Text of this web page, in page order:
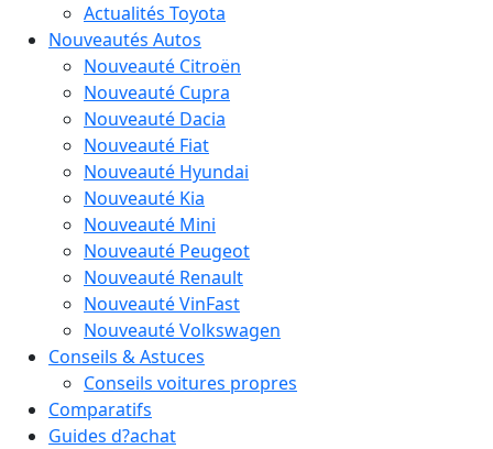
Actualités Toyota
Nouveautés Autos
Nouveauté Citroën
Nouveauté Cupra
Nouveauté Dacia
Nouveauté Fiat
Nouveauté Hyundai
Nouveauté Kia
Nouveauté Mini
Nouveauté Peugeot
Nouveauté Renault
Nouveauté VinFast
Nouveauté Volkswagen
Conseils & Astuces
Conseils voitures propres
Comparatifs
Guides d?achat